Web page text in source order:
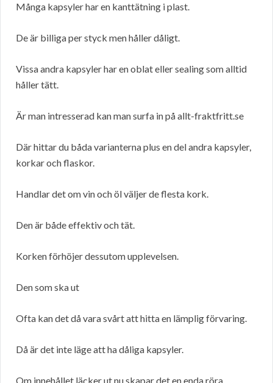
Många kapsyler har en kanttätning i plast.
De är billiga per styck men håller dåligt.
Vissa andra kapsyler har en oblat eller sealing som alltid
håller tätt.
Är man intresserad kan man surfa in på allt-fraktfritt.se
Där hittar du båda varianterna plus en del andra kapsyler,
korkar och flaskor.
Handlar det om vin och öl väljer de flesta kork.
Den är både effektiv och tät.
Korken förhöjer dessutom upplevelsen.
Den som ska ut
Ofta kan det då vara svårt att hitta en lämplig förvaring.
Då är det inte läge att ha dåliga kapsyler.
Om innehållet läcker ut nu skapar det en enda röra.